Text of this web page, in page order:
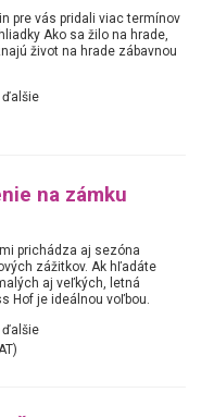
pre vás pridali viac termínov
Ako sa žilo na hrade,
život na hrade zábavnou
ďalšie
na zámku
prichádza aj sezóna
zážitkov. Ak hľadáte
aj veľkých, letná
Hof je ideálnou voľbou.
ďalšie